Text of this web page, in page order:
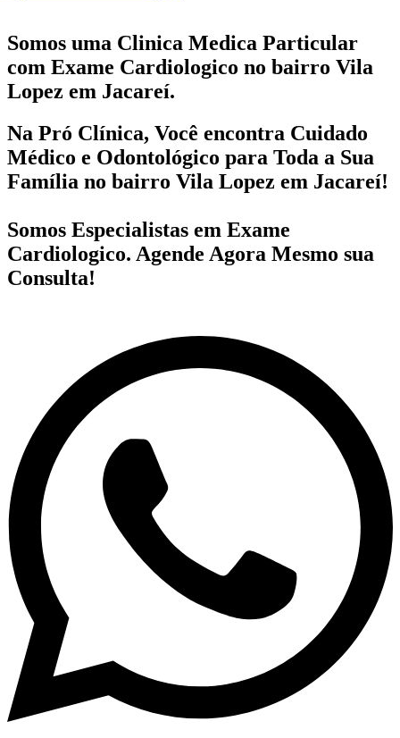
Somos uma Clinica Medica Particular
com Exame Cardiologico no bairro Vila
Lopez em Jacareí.
Na Pró Clínica, Você encontra Cuidado
Médico e Odontológico para Toda a Sua
Família no bairro Vila Lopez em Jacareí!
Somos Especialistas em Exame
Cardiologico. Agende Agora Mesmo sua
Consulta!